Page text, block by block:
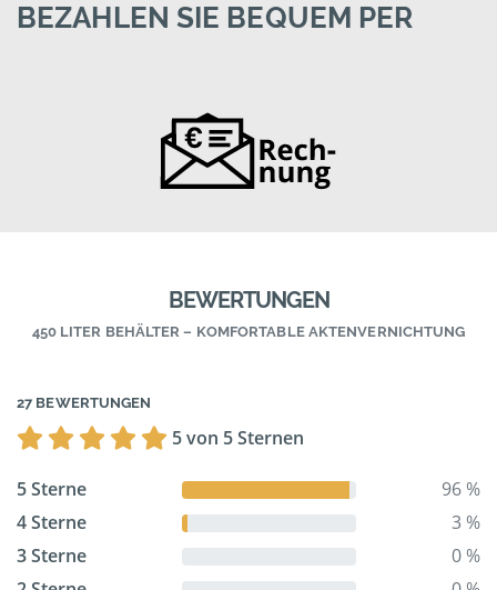
BEZAHLEN SIE BEQUEM PER
BEWERTUNGEN
450 LITER BEHÄLTER – KOMFORTABLE AKTENVERNICHTUNG
27 BEWERTUNGEN
5 von 5 Sternen
5 Sterne
96 %
4 Sterne
3 %
3 Sterne
0 %